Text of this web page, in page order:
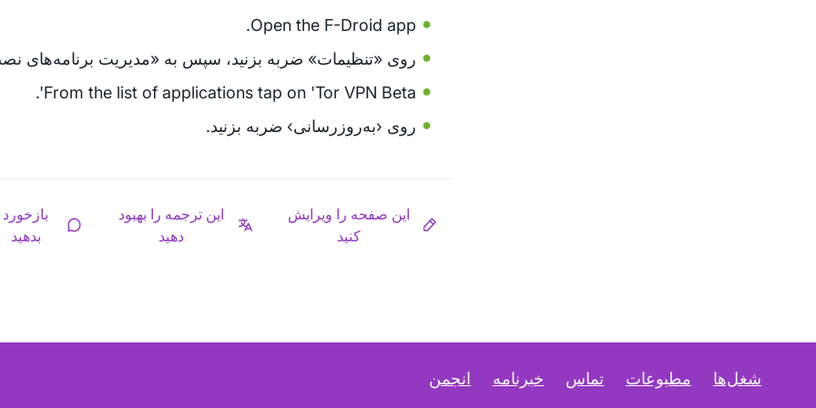
Open the F-Droid app.
روی «تنظیمات» ضربه بزنید، سپس به «مدیریت برنامه‌های
From the list of applications tap on 'Tor VPN Beta'.
روی ‹به‌روزرسانی› ضربه بزنید.
این صفحه را ویرایش
کنید
این ترجمه را بهبود
دهید
بازخورد
بدهید
شغل‌ها مطبوعات تماس خبرنامه انجمن